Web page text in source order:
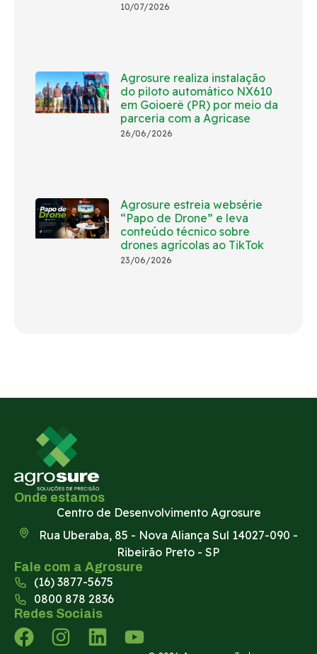
10/07/2026
Agrosure realiza instalação
do piloto automático NX610
em Goioerê (PR) por meio da
parceria com a Agricase
26/06/2026
Agrosure estreia websérie
“Papo de Drone” e leva
conteúdo técnico sobre
drones agrícolas ao TikTok
23/06/2026
Onde estamos
Centro de Desenvolvimento Agrosure
Rua Uberaba, 85 - Nova Aliança Sul 14027-090 -
Ribeirão Preto - SP
Fale com a Agrosure
(16) 3877-5675
0800 878 2836
Redes Sociais